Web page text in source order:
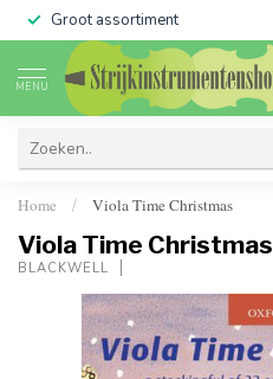
Groot assortiment
MENU
Home / Viola Time Christmas
Viola Time Christmas
BLACKWELL